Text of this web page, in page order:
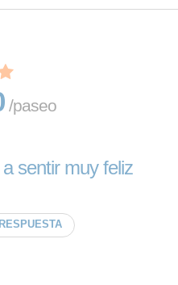
/paseo
sentir muy feliz